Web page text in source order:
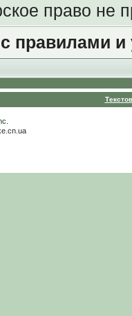
право
правилами